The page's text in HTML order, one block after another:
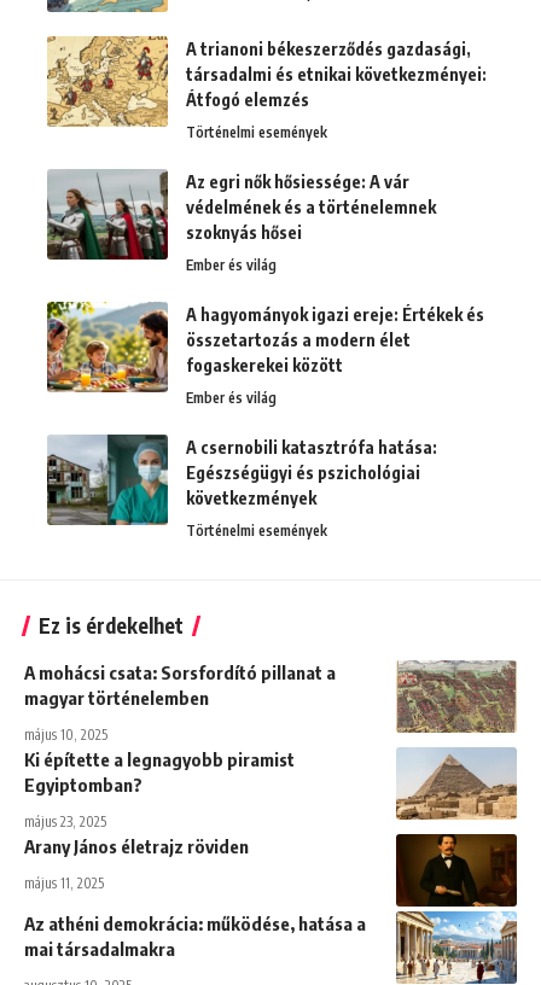
A trianoni békeszerződés gazdasági,
társadalmi és etnikai következményei:
Átfogó elemzés
Történelmi események
Az egri nők hősiessége: A vár
védelmének és a történelemnek
szoknyás hősei
Ember és világ
A hagyományok igazi ereje: Értékek és
összetartozás a modern élet
fogaskerekei között
Ember és világ
A csernobili katasztrófa hatása:
Egészségügyi és pszichológiai
következmények
Történelmi események
Ez is érdekelhet
A mohácsi csata: Sorsfordító pillanat a
magyar történelemben
május 10, 2025
Ki építette a legnagyobb piramist
Egyiptomban?
május 23, 2025
Arany János életrajz röviden
május 11, 2025
Az athéni demokrácia: működése, hatása a
mai társadalmakra